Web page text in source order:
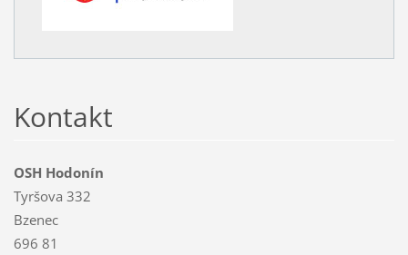
Kontakt
OSH Hodonín
Tyršova 332
Bzenec
696 81